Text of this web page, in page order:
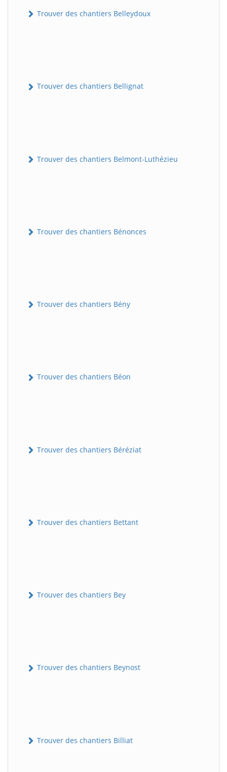
Trouver des chantiers Belleydoux
Trouver des chantiers Bellignat
Trouver des chantiers Belmont-Luthézieu
Trouver des chantiers Bénonces
Trouver des chantiers Bény
Trouver des chantiers Béon
Trouver des chantiers Béréziat
Trouver des chantiers Bettant
Trouver des chantiers Bey
Trouver des chantiers Beynost
Trouver des chantiers Billiat